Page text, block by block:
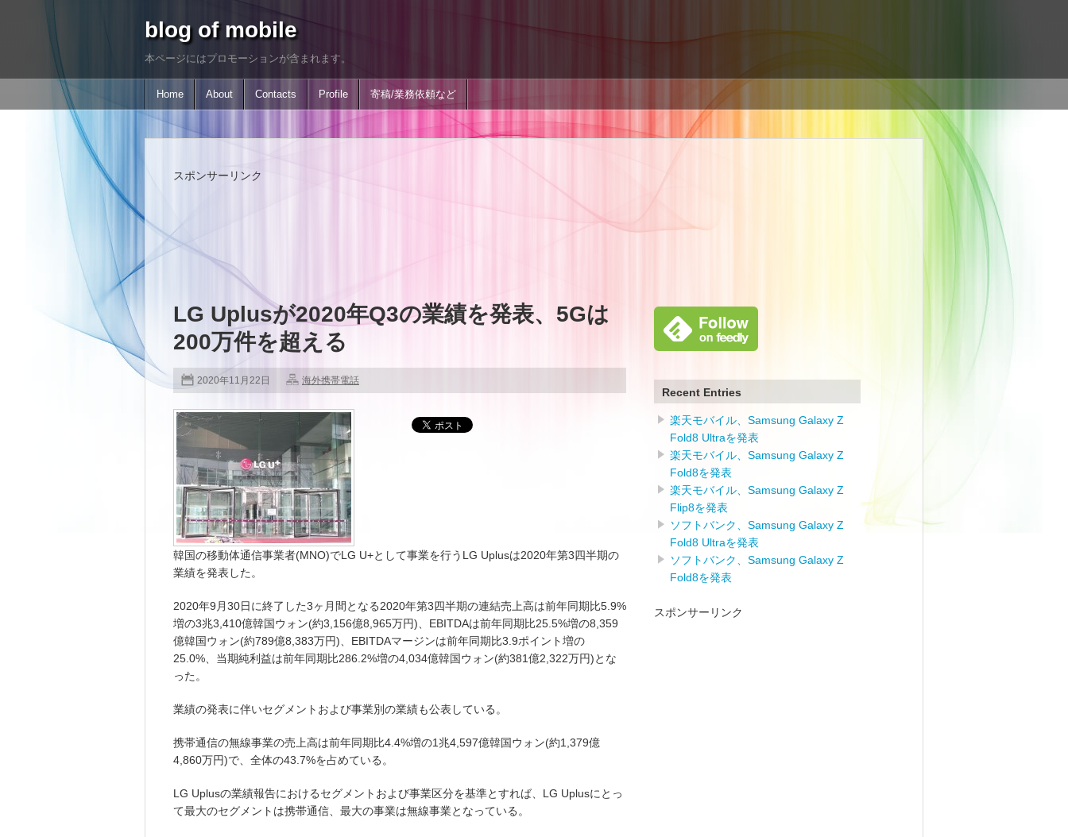
blog of mobile
本ページにはプロモーションが含まれます。
Home About Contacts Profile 寄稿/業務依頼など
スポンサーリンク
LG Uplusが2020年Q3の業績を発表、5Gは
200万件を超える
2020年11月22日 海外携帯電話
韓国の移動体通信事業者(MNO)でLG U+として事業を行うLG Uplusは2020年第3四半期の
業績を発表した。
2020年9月30日に終了した3ヶ月間となる2020年第3四半期の連結売上高は前年同期比5.9%
増の3兆3,410億韓国ウォン(約3,156億8,965万円)、EBITDAは前年同期比25.5%増の8,359
億韓国ウォン(約789億8,383万円)、EBITDAマージンは前年同期比3.9ポイント増の
25.0%、当期純利益は前年同期比286.2%増の4,034億韓国ウォン(約381億2,322万円)とな
った。
業績の発表に伴いセグメントおよび事業別の業績も公表している。
携帯通信の無線事業の売上高は前年同期比4.4%増の1兆4,597億韓国ウォン(約1,379億
4,860万円)で、全体の43.7%を占めている。
LG Uplusの業績報告におけるセグメントおよび事業区分を基準とすれば、LG Uplusにとっ
て最大のセグメントは携帯通信、最大の事業は無線事業となっている。
Recent Entries
楽天モバイル、Samsung Galaxy Z
Fold8 Ultraを発表
楽天モバイル、Samsung Galaxy Z
Fold8を発表
楽天モバイル、Samsung Galaxy Z
Flip8を発表
ソフトバンク、Samsung Galaxy Z
Fold8 Ultraを発表
ソフトバンク、Samsung Galaxy Z
Fold8を発表
スポンサーリンク